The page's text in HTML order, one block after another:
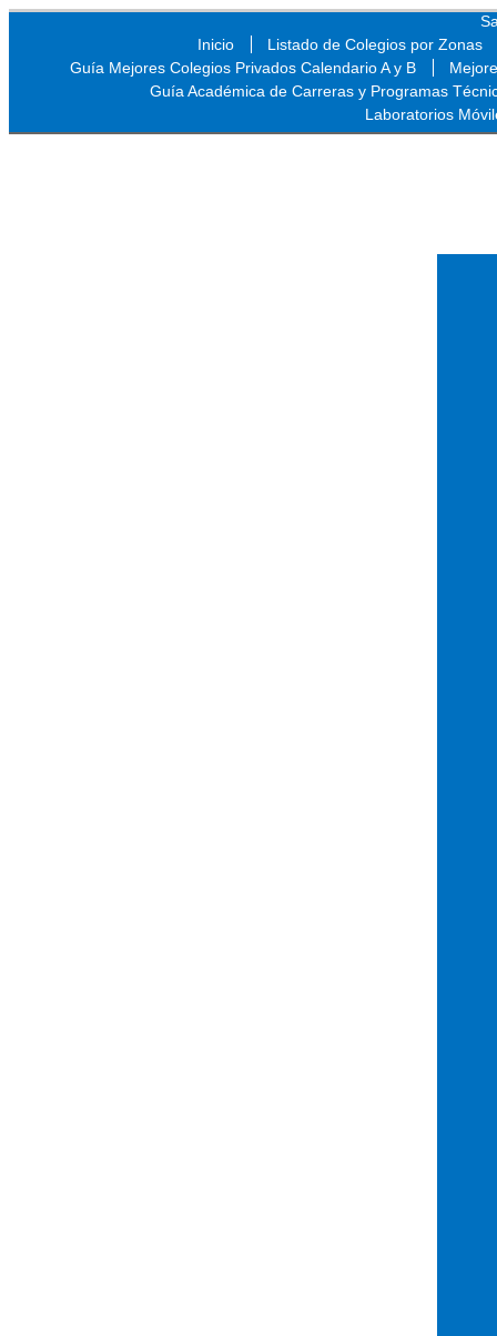
Inicio
Listado de Colegios por Zonas
Guía Mejores Colegios Privados Calendario A y B
Guía Académica de Carreras y Programas
Laboratorios